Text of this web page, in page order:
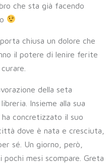
che sta già facendo
chiusa un dolore che
il potere di lenire ferite
della seta
Insieme alla sua
concretizzato il suo
dove è nata e cresciuta,
sé. Un giorno, però,
pochi mesi scompare. Greta